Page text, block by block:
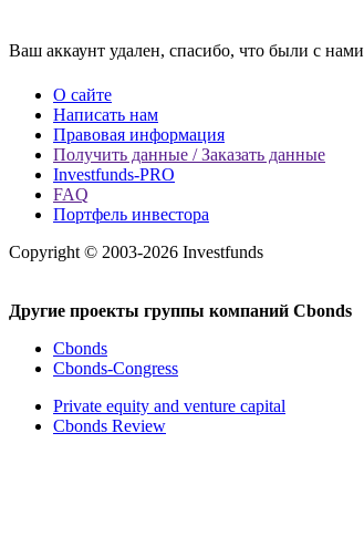
Ваш аккаунт удален, спасибо, что были с нами
О сайте
Написать нам
Правовая информация
Получить данные / Заказать данные
Investfunds-PRO
FAQ
Портфель инвестора
Copyright © 2003-2026 Investfunds
Другие проекты группы компаний Cbonds
Cbonds
Cbonds-Congress
Private equity and venture capital
Cbonds Review